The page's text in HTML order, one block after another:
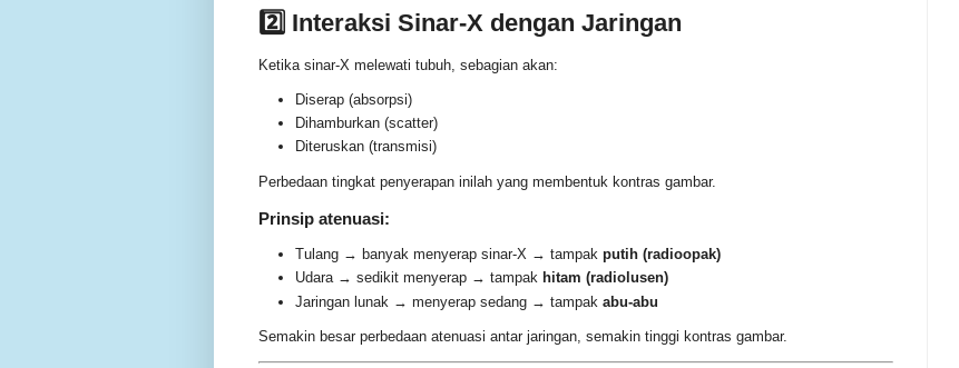
2️⃣ Interaksi Sinar-X dengan Jaringan
Ketika sinar-X melewati tubuh, sebagian akan:
Diserap (absorpsi)
Dihamburkan (scatter)
Diteruskan (transmisi)
Perbedaan tingkat penyerapan inilah yang membentuk kontras gambar.
Prinsip atenuasi:
Tulang → banyak menyerap sinar-X → tampak putih (radioopak)
Udara → sedikit menyerap → tampak hitam (radiolusen)
Jaringan lunak → menyerap sedang → tampak abu-abu
Semakin besar perbedaan atenuasi antar jaringan, semakin tinggi kontras gambar.